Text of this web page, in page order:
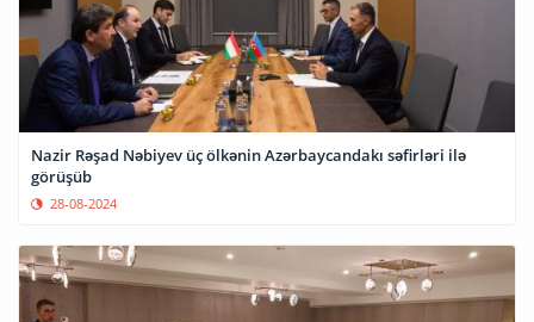
Nazir Rəşad Nəbiyev üç ölkənin Azərbaycandakı səfirləri ilə
görüşüb
28-08-2024